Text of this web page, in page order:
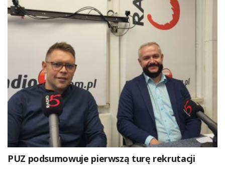
PUZ podsumowuje pierwszą turę rekrutacji